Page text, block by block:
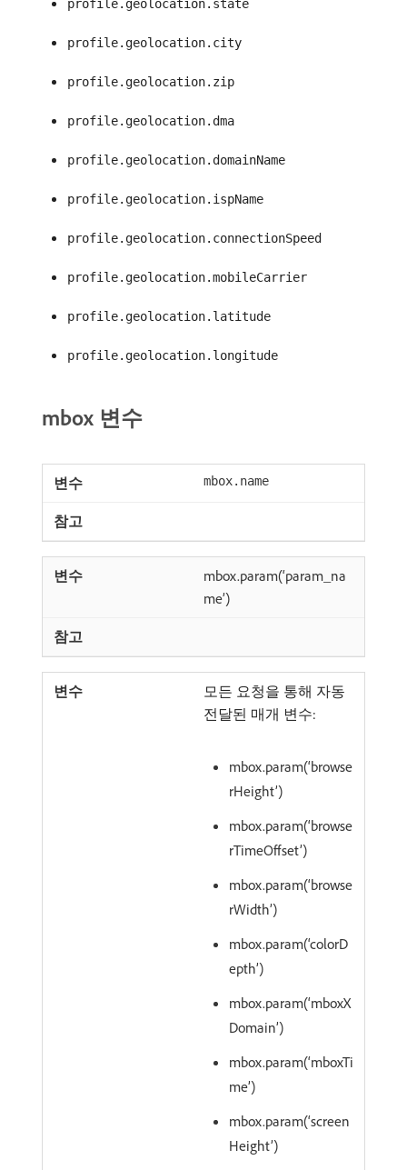
profile.geolocation.state
profile.geolocation.city
profile.geolocation.zip
profile.geolocation.dma
profile.geolocation.domainName
profile.geolocation.ispName
profile.geolocation.connectionSpeed
profile.geolocation.mobileCarrier
profile.geolocation.latitude
profile.geolocation.longitude
mbox 변수
mbox.name
mbox.param(‘param_na
me’)
모든 요청을 통해 자동
전달된 매개 변수:
mbox.param(‘browse
rHeight’)
mbox.param(‘browse
rTimeOffset’)
mbox.param(‘browse
rWidth’)
mbox.param(‘colorD
epth’)
mbox.param(‘mboxX
Domain’)
mbox.param(‘mboxTi
me’)
mbox.param(‘screen
Height’)